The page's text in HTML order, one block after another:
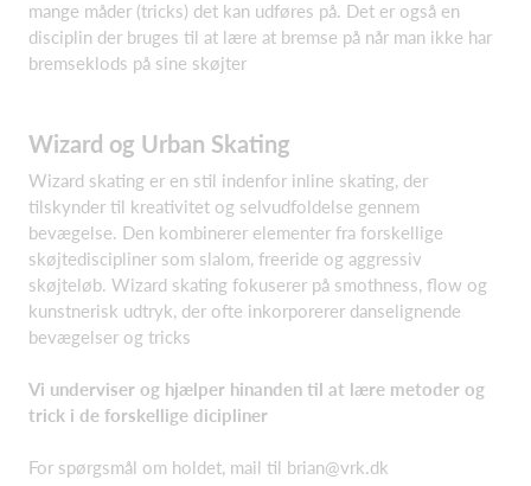
mange måder (tricks) det kan udføres på. Det er også en
disciplin der bruges til at lære at bremse på når man ikke har
bremseklods på sine skøjter
Wizard og Urban Skating
Wizard skating er en stil indenfor inline skating, der
tilskynder til kreativitet og selvudfoldelse gennem
bevægelse. Den kombinerer elementer fra forskellige
skøjtediscipliner som slalom, freeride og aggressiv
skøjteløb. Wizard skating fokuserer på smothness, flow og
kunstnerisk udtryk, der ofte inkorporerer danselignende
bevægelser og tricks
Vi underviser og hjælper hinanden til at lære metoder og
trick i de forskellige dicipliner
For spørgsmål om holdet, mail til brian@vrk.dk